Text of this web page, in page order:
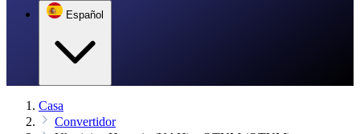
Español
Casa
Convertidor